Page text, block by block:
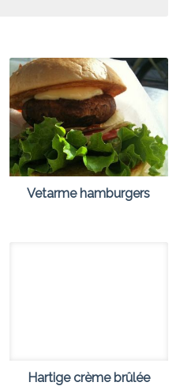
Vetarme hamburgers
Hartige crème brûlée